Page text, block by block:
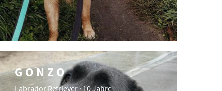
GONZO
Labrador Retriever · 10 Jahre